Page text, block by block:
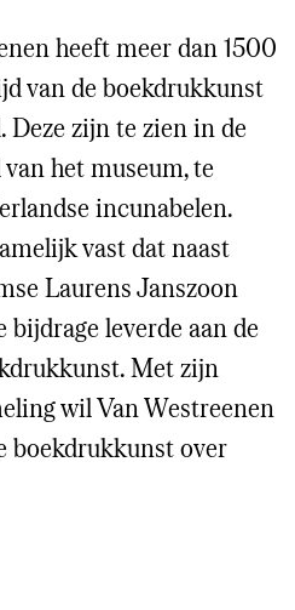
heeft meer dan 1500
van de boekdrukkunst
Deze zijn te zien in de
het museum, te
incunabelen.
vast dat naast
Laurens Janszoon
bijdrage leverde aan de
Met zijn
wil Van Westreenen
boekdrukkunst over